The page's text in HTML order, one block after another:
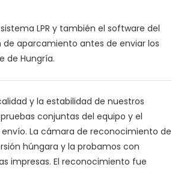
LPR y también el software del
aparcamiento antes de enviar los
de Hungría.
y la estabilidad de nuestros
conjuntas del equipo y el
La cámara de reconocimiento de
húngara y la probamos con
impresas. El reconocimiento fue